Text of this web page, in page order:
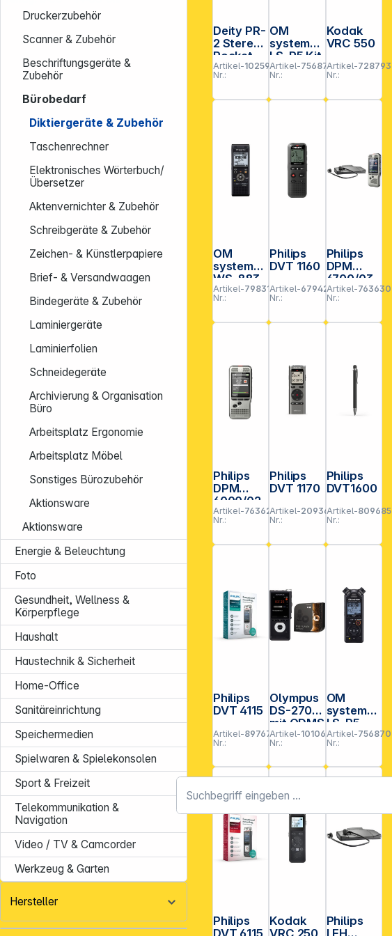
Druckerzubehör
Scanner & Zubehör
Beschriftungsgeräte &
Zubehör
Bürobedarf
Diktiergeräte & Zubehör
Taschenrechner
Elektronisches Wörterbuch/
Übersetzer
Aktenvernichter & Zubehör
Schreibgeräte & Zubehör
Zeichen- & Künstlerpapiere
Brief- & Versandwaagen
Bindegeräte & Zubehör
Laminiergeräte
Laminierfolien
Schneidegeräte
Archivierung & Organisation
Büro
Arbeitsplatz Ergonomie
Arbeitsplatz Möbel
Sonstiges Bürozubehör
Aktionsware
Aktionsware
Energie & Beleuchtung
Foto
Gesundheit, Wellness &
Körperpflege
Haushalt
Haustechnik & Sicherheit
Home-Office
Sanitäreinrichtung
Speichermedien
Spielwaren & Spielekonsolen
Sport & Freizeit
Telekommunikation &
Navigation
Video / TV & Camcorder
Werkzeug & Garten
Hersteller
Deity PR-
2 Stereo
Pocket
Recorder
mit
Lavalier
Mic
Artikel-
Nr.:
102596
OM
system
LS-P5 Kit
Artikel-
Nr.:
756877
Kodak
VRC 550
Artikel-
Nr.:
728793
OM
system
WS-883
8GB
Artikel-
Nr.:
798317
Philips
DVT 1160
Artikel-
Nr.:
679422
Philips
DPM
6700/03
Artikel-
Nr.:
763630
Philips
DPM
6000/02
Artikel-
Nr.:
763623
Philips
DVT 1170
Artikel-
Nr.:
209367
Philips
DVT1600
Artikel-
Nr.:
809685
Philips
DVT 4115
Artikel-
Nr.:
897675
Olympus
DS-2700
mit ODMS
8
Artikel-
Nr.:
101063
OM
system
LS-P5
Artikel-
Nr.:
756870
Philips
DVT 6115
Kodak
VRC 250
Philips
LFH